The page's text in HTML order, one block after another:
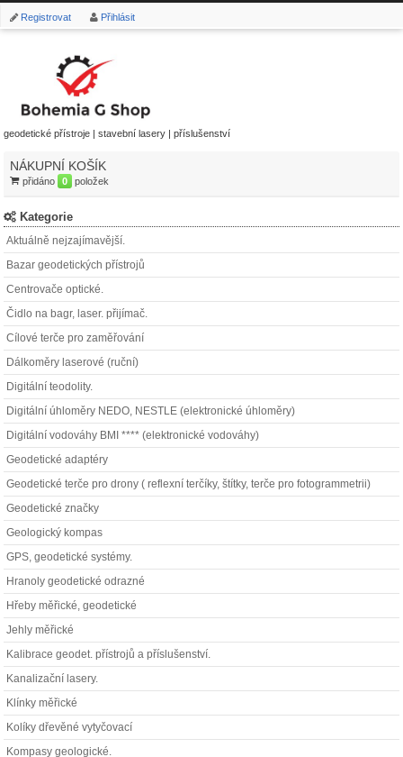
Registrovat Přihlásit
geodetické přístroje | stavební lasery | příslušenství
NÁKUPNÍ KOŠÍK
přidáno 0 položek
Kategorie
Aktuálně nejzajímavější.
Bazar geodetických přístrojů
Centrovače optické.
Čidlo na bagr, laser. přijímač.
Cílové terče pro zaměřování
Dálkoměry laserové (ruční)
Digitální teodolity.
Digitální úhloměry NEDO, NESTLE (elektronické úhloměry)
Digitální vodováhy BMI **** (elektronické vodováhy)
Geodetické adaptéry
Geodetické terče pro drony ( reflexní terčíky, štítky, terče pro fotogrammetrii)
Geodetické značky
Geologický kompas
GPS, geodetické systémy.
Hranoly geodetické odrazné
Hřeby měřické, geodetické
Jehly měřické
Kalibrace geodet. přístrojů a příslušenství.
Kanalizační lasery.
Klínky měřické
Kolíky dřevěné vytyčovací
Kompasy geologické.